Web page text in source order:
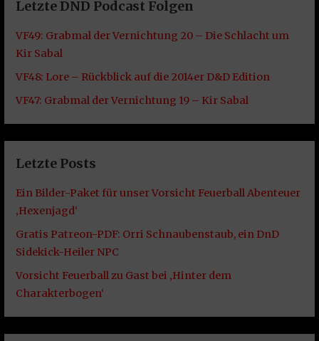
Letzte DND Podcast Folgen
VF49: Grabmal der Vernichtung 20 – Die Schlacht um
Kir Sabal
VF48: Lore – Rückblick auf die 2014er D&D Edition
VF47: Grabmal der Vernichtung 19 – Kir Sabal
Letzte Posts
Ein Bilder-Paket für unser Vorsicht Feuerball Abenteuer
‚Hexenjagd‘
Gratis Patreon-PDF: Orri Schnaubenstaub, ein DnD
Sidekick-Heiler NPC
Vorsicht Feuerball zu Gast bei ‚Hinter dem
Charakterbogen‘